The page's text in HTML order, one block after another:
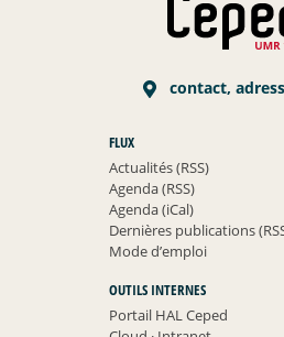
contact,
FLUX
Actualités (RSS)
Agenda (RSS)
Agenda (iCal)
Dernières publications
Mode d’emploi
OUTILS INTERNES
Portail HAL Ceped